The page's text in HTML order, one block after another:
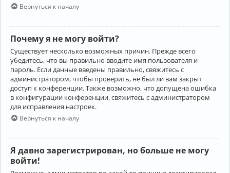
Вернуться к началу
Почему я не могу войти?
Существует несколько возможных причин. Прежде всего
убедитесь, что вы правильно вводите имя пользователя и
пароль. Если данные введены правильно, свяжитесь с
администратором, чтобы проверить, не был ли вам закрыт
доступ к конференции. Также возможно, что допущена ошибка
в конфигурации конференции, свяжитесь с администратором
для исправления настроек.
Вернуться к началу
Я давно зарегистрирован, но больше не могу
войти!